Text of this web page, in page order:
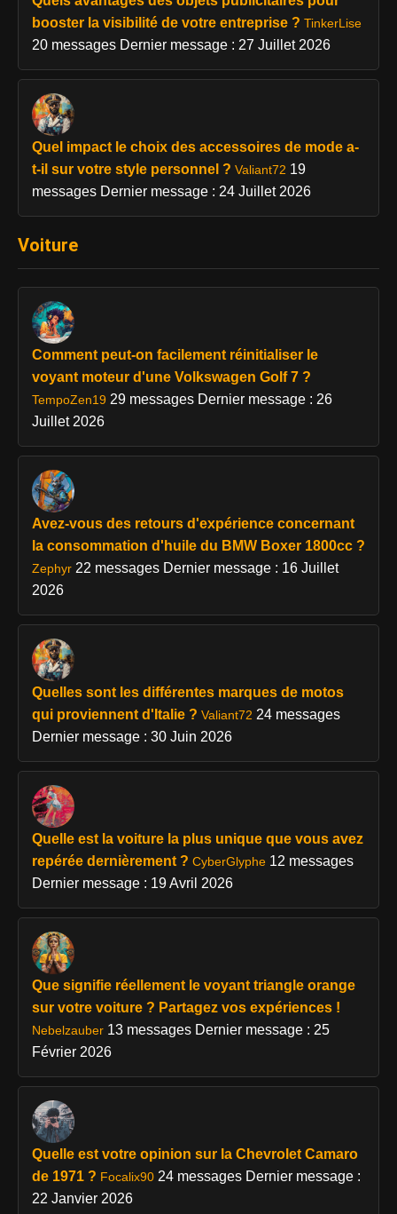
booster la visibilité de votre entreprise ? TinkerLise
20 messages Dernier message : 27 Juillet 2026
Quel impact le choix des accessoires de mode a-
t-il sur votre style personnel ? Valiant72 19
messages Dernier message : 24 Juillet 2026
Voiture
Comment peut-on facilement réinitialiser le
voyant moteur d'une Volkswagen Golf 7 ?
TempoZen19 29 messages Dernier message : 26
Juillet 2026
Avez-vous des retours d'expérience concernant
la consommation d'huile du BMW Boxer 1800cc ?
Zephyr 22 messages Dernier message : 16 Juillet
2026
Quelles sont les différentes marques de motos
qui proviennent d'Italie ? Valiant72 24 messages
Dernier message : 30 Juin 2026
Quelle est la voiture la plus unique que vous avez
repérée dernièrement ? CyberGlyphe 12 messages
Dernier message : 19 Avril 2026
Que signifie réellement le voyant triangle orange
sur votre voiture ? Partagez vos expériences !
Nebelzauber 13 messages Dernier message : 25
Février 2026
Quelle est votre opinion sur la Chevrolet Camaro
de 1971 ? Focalix90 24 messages Dernier message :
22 Janvier 2026